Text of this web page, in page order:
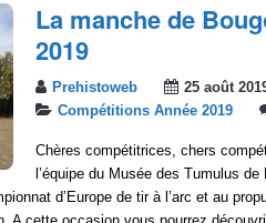
La manche de
2019
Prehistoweb
25 août
Compétitions Année 2019
Chères compétitrices, chers
l’équipe du Musée des Tumulus
d’Europe de tir à l’arc et au